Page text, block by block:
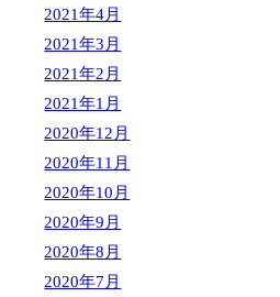
2021年4月
2021年3月
2021年2月
2021年1月
2020年12月
2020年11月
2020年10月
2020年9月
2020年8月
2020年7月